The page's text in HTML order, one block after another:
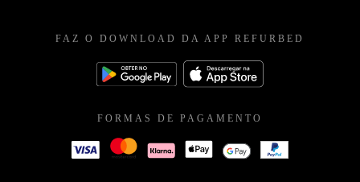
FAZ O DOWNLOAD DA APP REFURBED
FORMAS DE PAGAMENTO